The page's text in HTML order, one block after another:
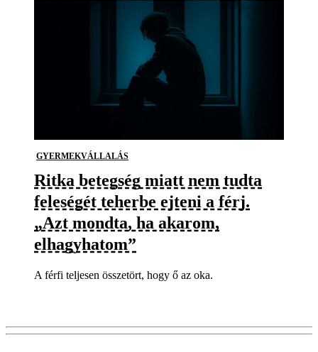
GYERMEKVÁLLALÁS
Ritka betegség miatt nem tudta
feleségét teherbe ejteni a férj.
„Azt mondta, ha akarom,
elhagyhatom”
A férfi teljesen összetört, hogy ő az oka.